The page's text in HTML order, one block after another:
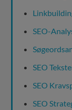
SEO-
SEO
SEO
SEO